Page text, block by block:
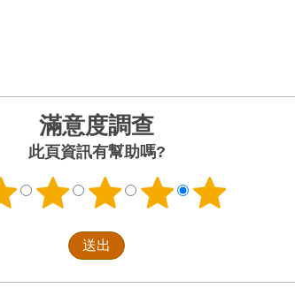
滿意度調查
此頁資訊有幫助嗎?